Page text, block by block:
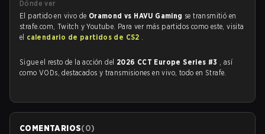
Dónde ver
El partido en vivo de Oramond vs HAVU Gaming se transmitió en
strafe.com, Twitch y Youtube. Para ver más partidos como este, visita
el calendario de partidos de CS2 .
Sigue el resto de la acción del 2026 CCT Europe Series #3 , así
como VODs, destacados y transmisiones en vivo, todo en Strafe.
COMENTARIOS(0)